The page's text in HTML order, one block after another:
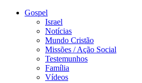
Gospel
Israel
Notícias
Mundo Cristão
Missões / Ação Social
Testemunhos
Família
Vídeos